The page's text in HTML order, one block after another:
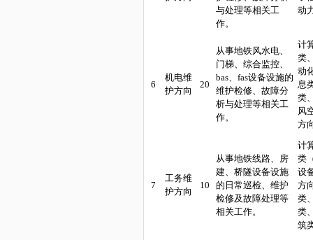
与处理等相关工
作。
动
6
机电维
护方向
20
从事地铁风水电、
门梯、综合监控、
bas、fas设备设施的
维护检修、故障分
析与处理等相关工
作。
计
类
动
息
类
风
方
7
工务维
护方向
10
从事地铁线路、房
建、桥隧设备设施
的日常巡检、维护
检修及故障处理等
相关工作。
计
类
设
方
类
类
筑